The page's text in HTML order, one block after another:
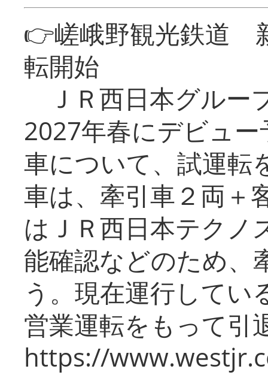
👉嵯峨野観光鉄道
転開始
ＪＲ西日本グルー
2027年春にデビュ
車について、試運転
車は、牽引車２両＋
はＪＲ西日本テクノ
能確認などのため、
う。現在運行してい
営業運転をもって引
https://